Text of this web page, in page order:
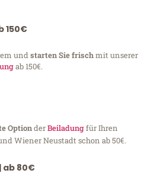
150€
undstarten Sie frischmit unserer
ab 150€.
OptionderBeiladungfür Ihren
Wiener Neustadt schon ab 50€.
| ab 80€